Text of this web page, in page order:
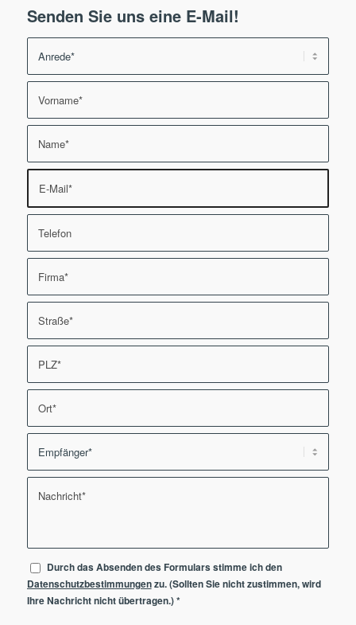
Senden Sie uns eine E-Mail!
Durch das Absenden des Formulars stimme ich den
Datenschutzbestimmungenzu. (Sollten Sie nicht zustimmen, wird
Ihre Nachricht nicht übertragen.)*